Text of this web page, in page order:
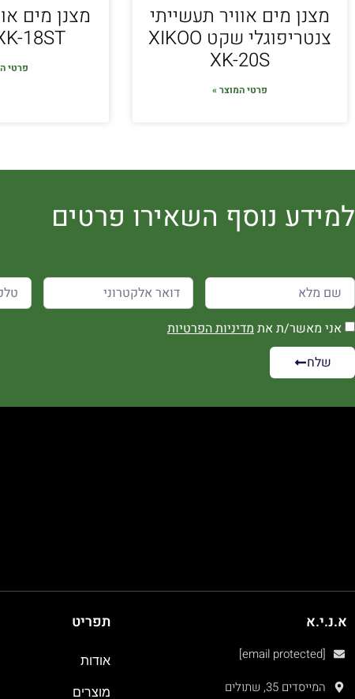
מצנן מים אוויר תעשייתי
צנטריפוגלי שקט XIKOO
XK-20S
פרטי המוצר »
מצנן מים
18ST
פרטי
למידע נוסף השאירו פרטים
אני מאשר/ת את מדיניות הפרטיות
שלח
א.נ.י.א
[email protected]
המייסדים 35, שתולים
תפריט
אודות
מוצרים